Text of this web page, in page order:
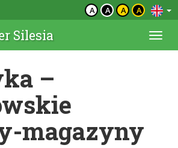
A A A A
Silesia
–
magazyny